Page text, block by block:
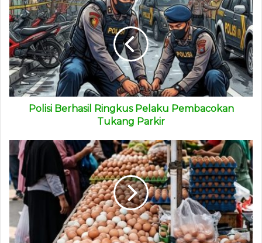
menjaga defisit APBN tetap terkendali,” ujar Dody dalam
Rapat Kerja (Raker) dengan Komisi V DPR RI, Selasa
(7/4/2026).
“Penajaman belanja ini berdasarkan surat Menkeu No: S-
181/MK.03/2026 tanggal 1 April 2026 melalui optimalisasi
pagu sebesar Rp 12,71 triliun, sehingga rencana pagu DIPA
2026 menjadi sebesar Rp 106,18 triliun,” sambungnya.
Dody mengatakan pihaknya belum menyampaikan rincian
final pemangkasan anggaran tahun 2026 kepada DPR,
khususnya Komisi V. Hal ini karena masih melakukan
proses revisi anggaran secara internal dan unit organisasi
(Unor) terkait hal tersebut.
“Kami belum menyampaikan secara detail untuk mendapat
Polisi Berhasil Ringkus Pelaku Pembacokan
Tukang Parkir